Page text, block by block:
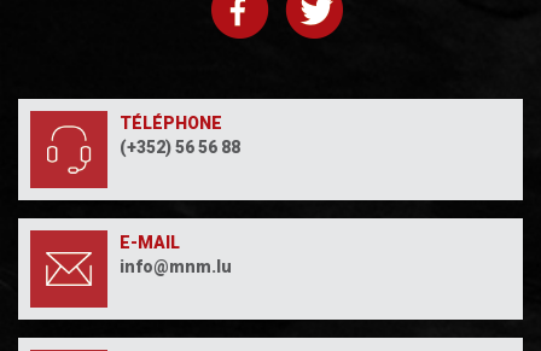
TÉLÉPHONE
(+352) 56 56 88
E-MAIL
info@mnm.lu